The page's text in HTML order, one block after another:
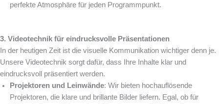
perfekte Atmosphäre für jeden Programmpunkt.
3. Videotechnik für eindrucksvolle Präsentationen
In der heutigen Zeit ist die visuelle Kommunikation wichtiger denn je.
Unsere Videotechnik sorgt dafür, dass Ihre Inhalte klar und
eindrucksvoll präsentiert werden.
Projektoren und Leinwände: Wir bieten hochauflösende
Projektoren, die klare und brillante Bilder liefern. Egal, ob für